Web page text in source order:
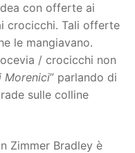
con offerte ai
crocicchi. Tali offerte
le mangiavano.
/ crocicchi non
Morenici” parlando di
sulle colline
Zimmer Bradley è